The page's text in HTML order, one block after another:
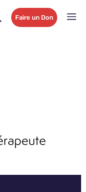
Faire un Don